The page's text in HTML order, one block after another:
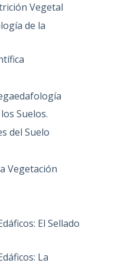
Vegetal
de la
Suelos.
del Suelo
Vegetación
El Sellado
La